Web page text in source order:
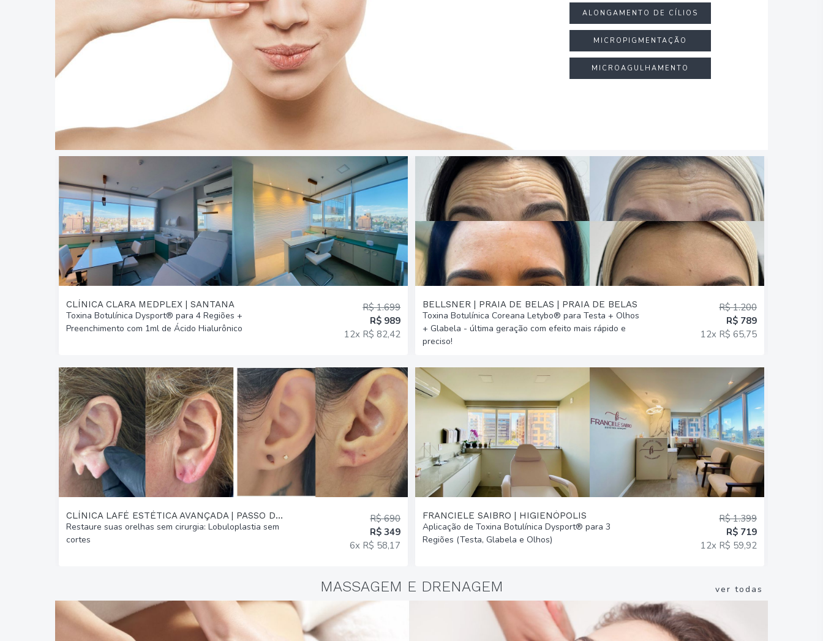
ALONGAMENTO DE CÍLIOS
MICROPIGMENTAÇÃO
MICROAGULHAMENTO
CLÍNICA CLARA MEDPLEX | SANTANA
Toxina Botulínica Dysport® para 4 Regiões +
Preenchimento com 1ml de Ácido Hialurônico
R$ 1.699
R$ 989
12x R$ 82,42
BELLSNER | PRAIA DE BELAS | PRAIA DE BELAS
Toxina Botulínica Coreana Letybo® para Testa + Olhos
+ Glabela - última geração com efeito mais rápido e
preciso!
R$ 1.200
R$ 789
12x R$ 65,75
CLÍNICA LAFÉ ESTÉTICA AVANÇADA | PASSO D AREIA
Restaure suas orelhas sem cirurgia: Lobuloplastia sem
cortes
R$ 690
R$ 349
6x R$ 58,17
FRANCIELE SAIBRO | HIGIENÓPOLIS
Aplicação de Toxina Botulínica Dysport® para 3
Regiões (Testa, Glabela e Olhos)
R$ 1.399
R$ 719
12x R$ 59,92
MASSAGEM E DRENAGEM ver todas